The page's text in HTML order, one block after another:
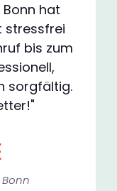
hat
stressfrei
bis zum
sorgfältig.